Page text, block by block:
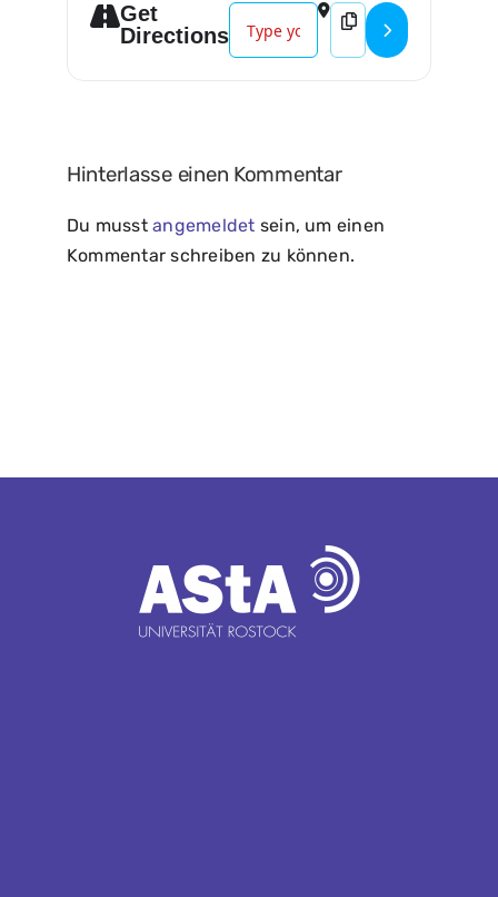
Get
Directions
Address - Peter und der Jazz -
Destination Address
Hinterlasse einen Kommentar
Du musstangemeldet sein, um einen
Kommentar schreiben zu können.